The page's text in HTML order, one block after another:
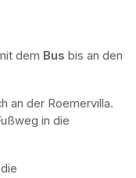
dem Bus bis an den
an der Roemervilla.
in die